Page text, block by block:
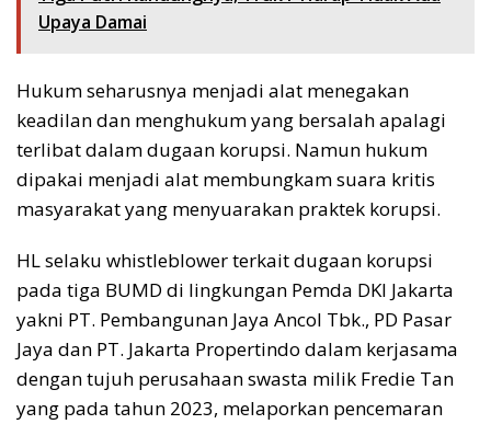
Upaya Damai
Hukum seharusnya menjadi alat menegakan
keadilan dan menghukum yang bersalah apalagi
terlibat dalam dugaan korupsi. Namun hukum
dipakai menjadi alat membungkam suara kritis
masyarakat yang menyuarakan praktek korupsi.
HLselaku whistleblower terkait dugaan korupsi
pada tiga BUMD di lingkungan Pemda DKI Jakarta
yakni PT. Pembangunan Jaya Ancol Tbk., PD Pasar
Jaya dan PT. Jakarta Propertindo dalam kerjasama
dengan tujuh perusahaan swasta milik Fredie Tan
yang pada tahun 2023, melaporkan pencemaran